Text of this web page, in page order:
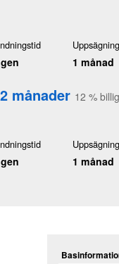
1 månad
månader 12 %
1 månad